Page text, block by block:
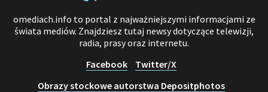
omediach.info to portal z najważniejszymi informacjami ze
świata mediów. Znajdziesz tutaj newsy dotyczące telewizji,
radia, prasy oraz internetu.
Facebook
Twitter/X
Obrazy stockowe autorstwa Depositphotos